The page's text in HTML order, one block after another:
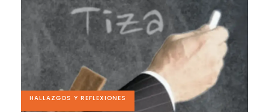
HALLAZGOS Y REFLEXIONES